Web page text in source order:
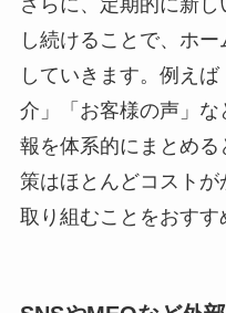
さらに、定期的に新
し続けることで、ホ
していきます。例え
介」「お客様の声」
報を体系的にまとめ
策はほとんどコスト
取り組むことをおすす